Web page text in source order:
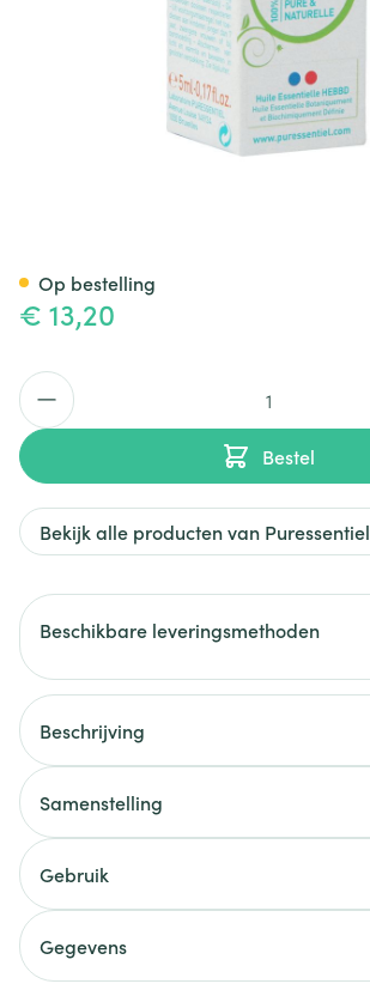
€ 13,20
Aantal
Bestel
Op bestelling
Bekijk alle producten van Puressentiel
Beschikbare leveringsmethoden
Beschrijving
Samenstelling
Gebruik
Gegevens